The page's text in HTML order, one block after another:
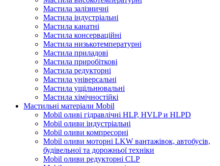
Мастила залізничні
Мастила індустріальні
Мастила канатні
Мастила консерваційні
Мастила низькотемпературні
Мастила приладові
Мастила приробіткові
Мастила редукторні
Мастила універсальні
Мастила ущільнювальні
Мастила хімічностійкі
Мастильні матеріали Mobil
Mobil оливі гідравлічні HLP, HVLP и HLPD
Mobil оливи індустріальні
Mobil оливи компресорні
Mobil оливи моторні LKW вантажівок, автобусів,
будівельної та дорожньої техніки
Mobil оливи редукторні CLP